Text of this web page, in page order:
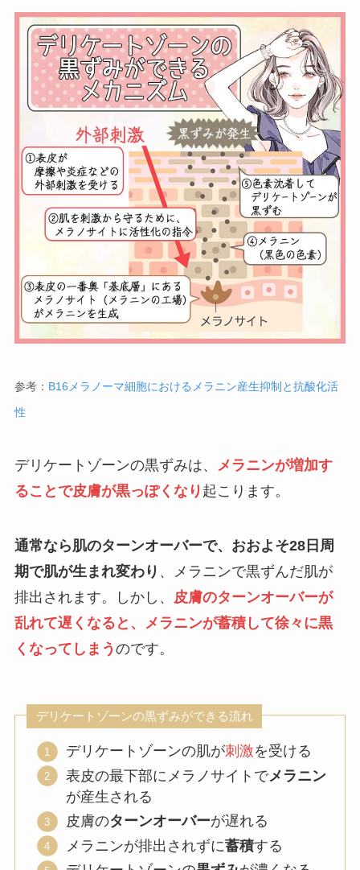
参考： B16メラノーマ細胞におけるメラニン産生抑制と抗酸化活
性
デリケートゾーンの黒ずみは、 メラニンが増加す
ることで皮膚が黒っぽくなり 起こります。
通常なら肌のターンオーバーで、おおよそ28日周
期で肌が生まれ変わり 、メラニンで黒ずんだ肌が
排出されます。しかし、 皮膚のターンオーバーが
乱れて遅くなると、メラニンが蓄積して徐々に黒
くなってしまう のです。
デリケートゾーンの黒ずみができる流れ
デリケートゾーンの肌が刺激を受ける
表皮の最下部にメラノサイトでメラニン
が産生される
皮膚のターンオーバーが遅れる
メラニンが排出されずに蓄積する